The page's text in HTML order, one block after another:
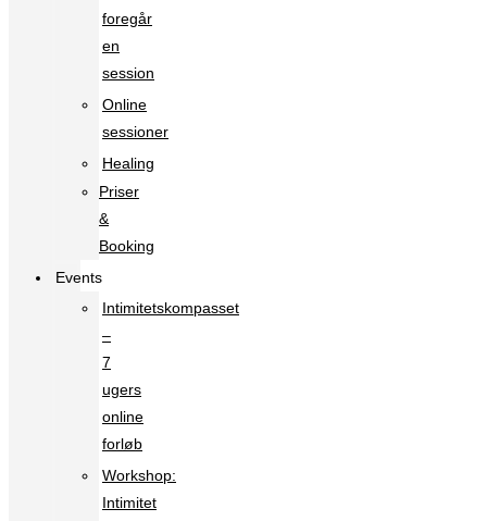
foregår
en
session
Online
sessioner
Healing
Priser
&
Booking
Events
Intimitetskompasset
–
7
ugers
online
forløb
Workshop:
Intimitet